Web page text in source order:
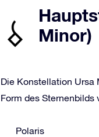
Minor)
Die Konstellation Ursa
Form des
Polaris